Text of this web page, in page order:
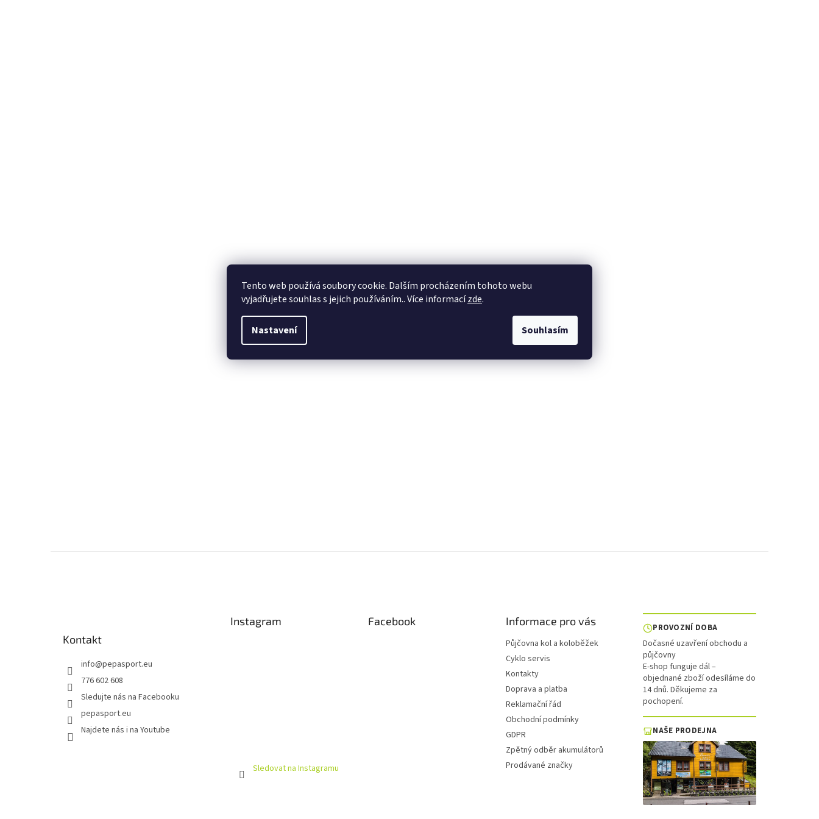
Tento web používá soubory cookie. Dalším procházením tohoto webu
vyjadřujete souhlas s jejich používáním.. Více informacízde.
Nastavení Souhlasím
Kontakt
info@pepasport.eu
776 602 608
Sledujte nás na Facebooku
pepasport.eu
Najdete nás i na Youtube
Instagram
Sledovat na Instagramu
Facebook Informace pro vás
Půjčovna kol a koloběžek
Cyklo servis
Kontakty
Doprava a platba
Reklamační řád
Obchodní podmínky
GDPR
Zpětný odběr akumulátorů
Prodávané značky
PROVOZNÍ DOBA
Dočasné uzavření obchodu a
půjčovny
E-shop funguje dál –
objednané zboží odesíláme do
14 dnů. Děkujeme za
pochopení.
NAŠE PRODEJNA